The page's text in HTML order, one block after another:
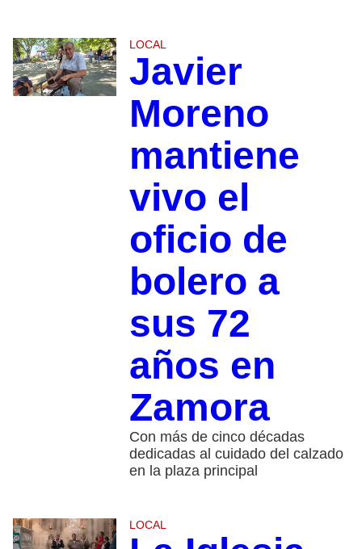
LOCAL
Javier
Moreno
mantiene
vivo el
oficio de
bolero a
sus 72
años en
Zamora
Con más de cinco décadas
dedicadas al cuidado del calzado
en la plaza principal
LOCAL